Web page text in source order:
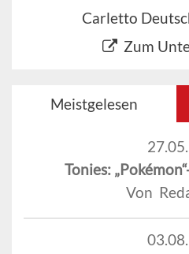
Carletto
Zum
Meistgelesen
Tonies:
Von